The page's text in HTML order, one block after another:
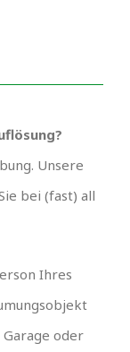
Unsere
bei (fast) all
Ihres
Garage oder